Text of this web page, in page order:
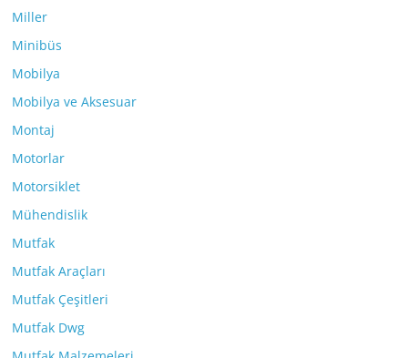
Miller
Minibüs
Mobilya
Mobilya ve Aksesuar
Montaj
Motorlar
Motorsiklet
Mühendislik
Mutfak
Mutfak Araçları
Mutfak Çeşitleri
Mutfak Dwg